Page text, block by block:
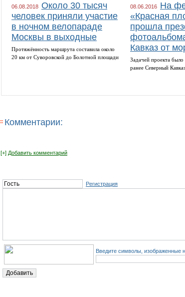
06.08.2018 Около 30 тысяч
человек приняли участие
в ночном велопараде
Москвы в выходные
Протяжённость маршрута составила около
20 км от Суворовской до Болотной площади
08.06.2016 На
«Красная
прошла
Кавказ от
Задачей проекта
ранее Северный
Комментарии:
[+] Добавить комментарий
Регистрация
Введите символы, изображенные